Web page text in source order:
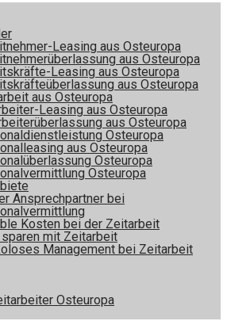
Leasing aus Osteuropa
aus Osteuropa
Leasing aus Osteuropa
aus Osteuropa
aus Osteuropa
Leasing aus Osteuropa
aus Osteuropa
Osteuropa
aus Osteuropa
Osteuropa
Osteuropa
Ansprechpartner bei
Kosten bei der Zeitarbeit
sparen mit Zeitarbeit
Management bei Zeitarbeit
Osteuropa